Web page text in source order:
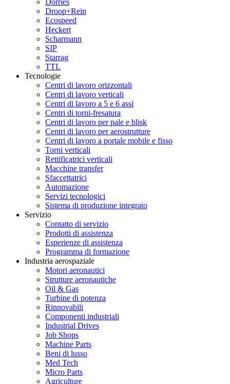
Dörries
Droop+Rein
Ecospeed
Heckert
Scharmann
SIP
Starrag
TTL
Tecnologie
Centri di lavoro orizzontali
Centri di lavoro verticali
Centri di lavoro a 5 e 6 assi
Centri di torni-fresatura
Centri di lavoro per pale e blisk
Centri di lavoro per aerostrutture
Centri di lavoro a portale mobile e fisso
Torni verticali
Rettificatrici verticali
Macchine transfer
Sfaccettatrici
Automazione
Servizi tecnologici
Sistema di produzione integrato
Servizio
Contatto di servizio
Prodotti di assistenza
Esperienze di assistenza
Programma di formazione
Industria aerospaziale
Motori aeronautici
Strutture aeronautiche
Oil & Gas
Turbine di potenza
Rinnovabili
Componenti industriali
Industrial Drives
Job Shops
Machine Parts
Beni di lusso
Med Tech
Micro Parts
Agriculture